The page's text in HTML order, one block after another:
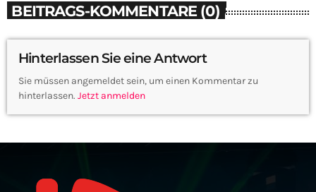
BEITRAGS-KOMMENTARE (0)
Hinterlassen Sie eine Antwort
Sie müssen angemeldet sein, um einen Kommentar zu
hinterlassen. Jetzt anmelden